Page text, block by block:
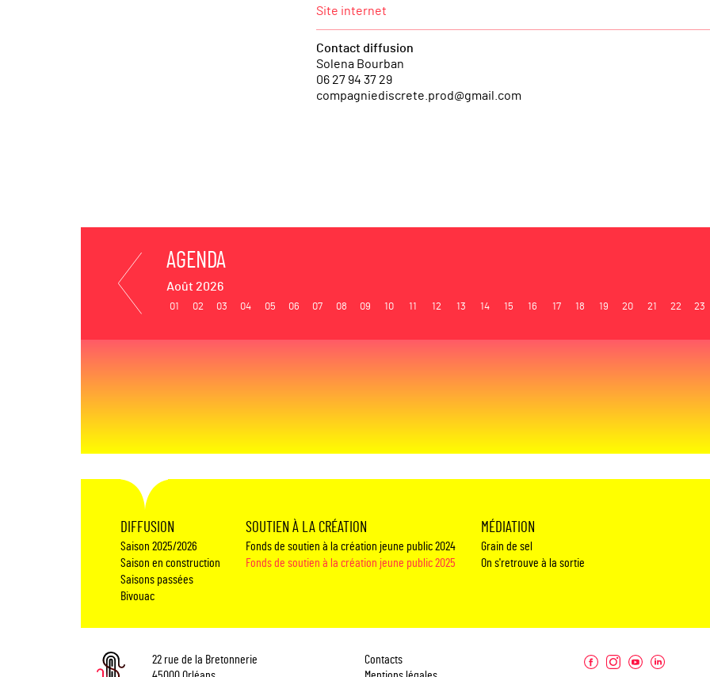
Site internet
Contact diffusion
Solena Bourban
06 27 94 37 29
compagniediscrete.prod@gmail.com
AGENDA
Août 2026
01 02 03 04 05 06 07 08 09 10 11 12 13 14 15 16 17 18 19 20 21 22 23
DIFFUSION
Saison 2025/2026
Saison en construction
Saisons passées
Bivouac
SOUTIEN À LA CRÉATION
Fonds de soutien à la création jeune public 2024
Fonds de soutien à la création jeune public 2025
MÉDIATION
Grain de sel
On s'retrouve à la sortie
22 rue de la Bretonnerie
Contacts